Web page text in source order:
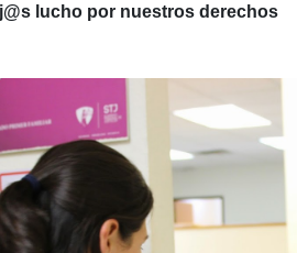
lucho por nuestros derechos